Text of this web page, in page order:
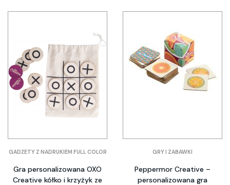
GADŻETY Z NADRUKIEM FULL COLOR
Gra personalizowana OXO
Creative kółko i krzyżyk ze
GRY I ZABAWKI
Peppermor Creative –
personalizowana gra